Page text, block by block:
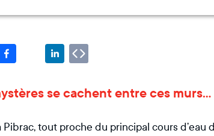
se cachent entre ces murs...
tout proche du principal cours d’eau